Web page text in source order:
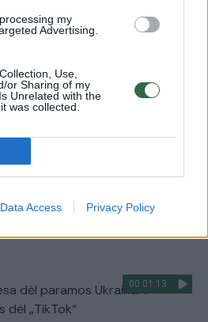
my
Advertising.
Use,
or Sharing of my
Unrelated with the
was collected.
Data Access Privacy Policy
00:01:21
pasiekė Ukrainą:
kelis mėnesius
00:01:13
dėl paramos Ukrainai ir
dėl „TikTok“